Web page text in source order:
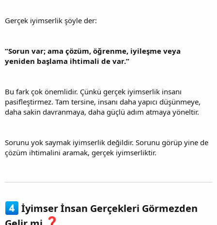
Gerçek iyimserlik şöyle der:
“Sorun var; ama çözüm, öğrenme, iyileşme veya
yeniden başlama ihtimali de var.”
Bu fark çok önemlidir. Çünkü gerçek iyimserlik insanı
pasifleştirmez. Tam tersine, insanı daha yapıcı düşünmeye,
daha sakin davranmaya, daha güçlü adım atmaya yöneltir.
Sorunu yok saymak iyimserlik değildir. Sorunu görüp yine de
çözüm ihtimalini aramak, gerçek iyimserliktir.
İyimser İnsan Gerçekleri Görmezden